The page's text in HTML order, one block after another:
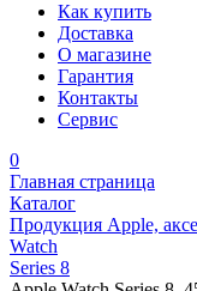
Как купить
Доставка
О магазине
Гарантия
Контакты
Сервис
0
Главная страница
Каталог
Продукция Apple,
Watch
Series 8